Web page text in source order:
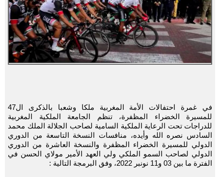
في غمرة احتفالات الأمة المغربية ملكا وشعبا بالذكرى ال47
للمسيرة الخضراء المظفرة، تنظم الجامعة الملكية المغربية
للدراجات تحت الرعاية الملكية السامية لصاحب الجلالة الملك محمد
السادس نصره الله وأيده، منافسات النسخة التاسعة من الدوري
الدولي للمسيرة الخضراء المظفرة والنسخة العاشرة من الدوري
الدولي لصاحب السمو الملكي ولي العهد الأمير مولاي الحسن في
الفترة ما بين 03 و11 نونبر 2022، وفق البرمجة التالية :